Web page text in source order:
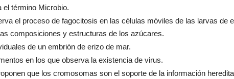
término Microbio.
el proceso de fagocitosis en las células móviles de las larvas de
composiciones y estructuras de los azúcares.
de un embrión de erizo de mar.
en los que observa la existencia de virus.
que los cromosomas son el soporte de la información